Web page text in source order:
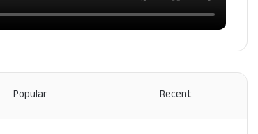
Popular Recent